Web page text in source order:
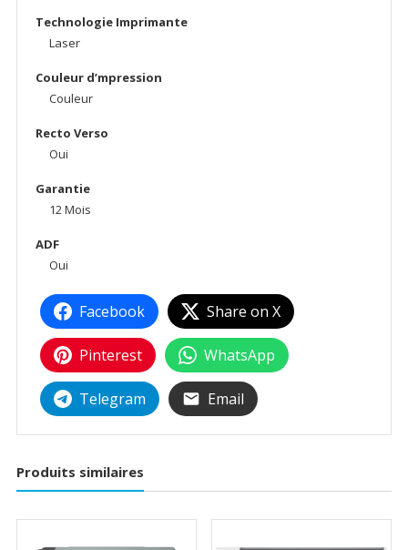
Technologie Imprimante
Laser
Couleur d’mpression
Couleur
Recto Verso
Oui
Garantie
12 Mois
ADF
Oui
Facebook Share on X
Pinterest WhatsApp
Telegram Email
Produits similaires